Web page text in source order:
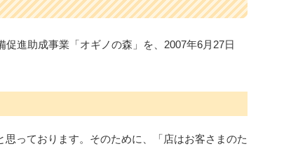
進助成事業「オギノの森」を、2007年6月27日
っております。そのために、「店はお客さまのた